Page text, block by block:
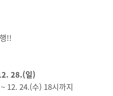
!!
28.(일)
12. 24.(수) 18시까지